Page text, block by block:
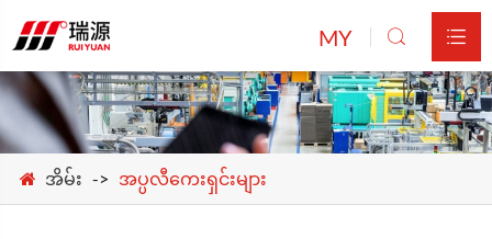
MY  
အိမ်း အပ္ပလီကေးရှင်းများ